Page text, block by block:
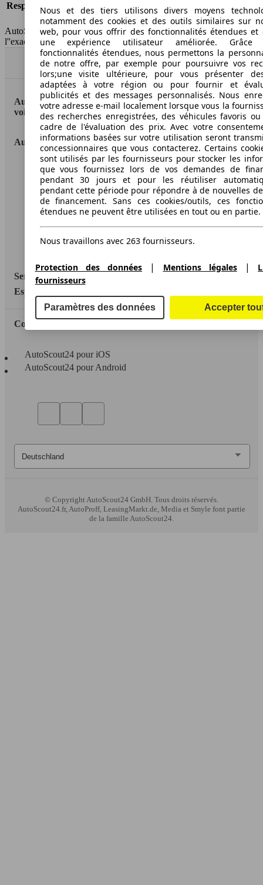
Responsabilité civile
HSN/TSN
n.c./n.c.
AutoScout24 France SAS décline toute responsabilité concernant
l''exactitude des indications fournies.
Haut
AutoScout24: la plus grande plateforme en ligne de
voitures en Europe
AutoScout24
A propos d'AutoScout24
Conditions d'utilisation
Informations légales
Protection des données
Service
Espace Pro
Contact
AutoScout24 pour iOS
AutoScout24 pour Android
© CopyrightAutoScout24 GmbH. Tous droits réservés.
AutoScout24.fr, AutoProff, LeasingMarkt.de, Media et Smyle font partie
de la famille AutoScout24.
Nous et des tiers utilisons divers moyens
notamment des cookies et des outils similaires sur
web, pour vous offrir des fonctionnalités étendues et
une expérience utilisateur améliorée.
fonctionnalités étendues, nous permettons la
de notre offre, par exemple pour poursuivre vos
lors;une visite ultérieure, pour vous présenter
adaptées à votre région ou pour fournir et
publicités et des messages personnalisés. Nous
votre adresse e-mail localement lorsque vous la
des recherches enregistrées, des véhicules favoris
cadre de l'évaluation des prix. Avec votre
informations basées sur votre utilisation seront
concessionnaires que vous contacterez. Certains
sont utilisés par les fournisseurs pour stocker les
que vous fournissez lors de vos demandes de
pendant 30 jours et pour les réutiliser
pendant cette période pour répondre à de nouvelles
de financement. Sans ces cookies/outils, ces
étendues ne peuvent être utilisées en tout ou en partie.
Nous travaillons avec 263 fournisseurs.
Protection des données | Mentions légales|
fournisseurs
Paramètres des données Accepter